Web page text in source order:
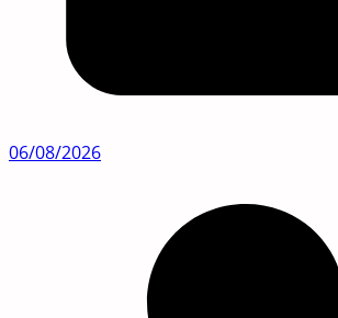
06/08/2026